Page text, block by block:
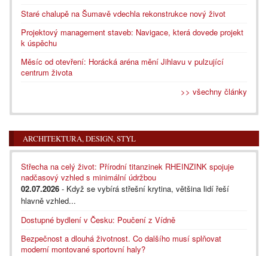
Staré chalupě na Šumavě vdechla rekonstrukce nový život
Projektový management staveb: Navigace, která dovede projekt
k úspěchu
Měsíc od otevření: Horácká aréna mění Jihlavu v pulzující
centrum života
>> všechny články
ARCHITEKTURA, DESIGN, STYL
Střecha na celý život: Přírodní titanzinek RHEINZINK spojuje
nadčasový vzhled s minimální údržbou
02.07.2026 - Když se vybírá střešní krytina, většina lidí řeší
hlavně vzhled...
Dostupné bydlení v Česku: Poučení z Vídně
Bezpečnost a dlouhá životnost. Co dalšího musí splňovat
moderní montované sportovní haly?